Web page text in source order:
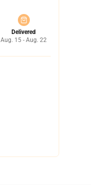
Delivered
Aug. 15 - Aug. 22